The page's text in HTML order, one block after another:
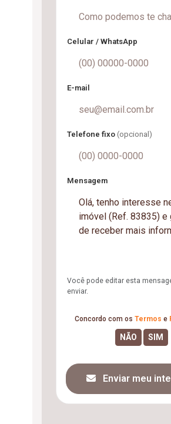
Celular / WhatsApp
E-mail
Telefone fixo (opcional)
Mensagem
Você pode editar esta
enviar.
Concordo com os Termos e
Enviar meu